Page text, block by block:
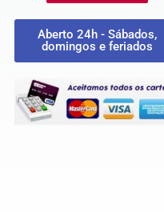
Aberto 24h - Sábados,
domingos e feriados